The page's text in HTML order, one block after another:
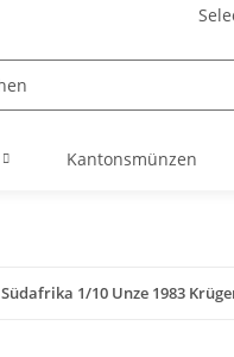
Kantonsmünzen
Südafrika 1/10 Unze 1983